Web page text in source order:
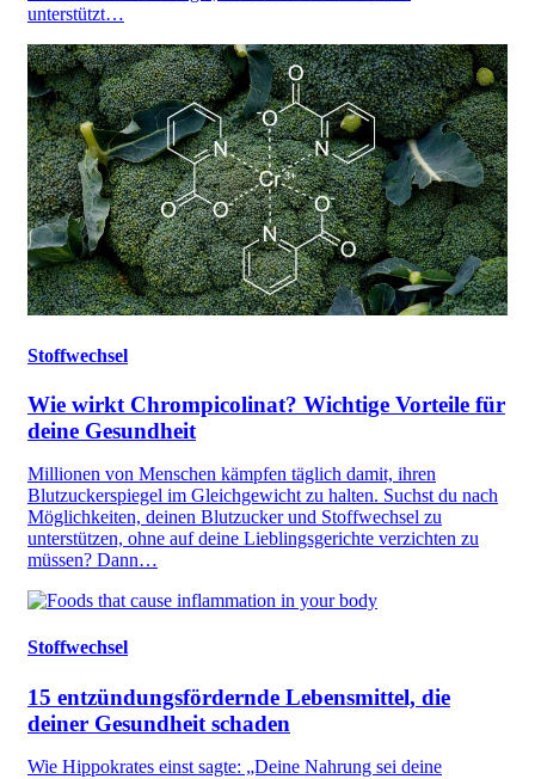
unterstützt…
Stoffwechsel
Wie wirkt Chrompicolinat? Wichtige Vorteile für
deine Gesundheit
Millionen von Menschen kämpfen täglich damit, ihren
Blutzuckerspiegel im Gleichgewicht zu halten. Suchst du nach
Möglichkeiten, deinen Blutzucker und Stoffwechsel zu
unterstützen, ohne auf deine Lieblingsgerichte verzichten zu
müssen? Dann…
Stoffwechsel
15 entzündungsfördernde Lebensmittel, die
deiner Gesundheit schaden
Wie Hippokrates einst sagte: „Deine Nahrung sei deine